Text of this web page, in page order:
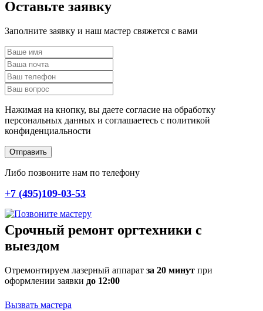
Оставьте заявку
Заполните заявку и наш мастер свяжется с вами
Нажимая на кнопку, вы даете согласие на обработку
персональных данных и соглашаетесь c политикой
конфиденциальности
Отправить
Либо позвоните нам по телефону
+7 (495)109-03-53
Срочный ремонт оргтехники с
выездом
Отремонтируем лазерный аппарат за 20 минут при
оформлении заявки до 12:00
Вызвать мастера